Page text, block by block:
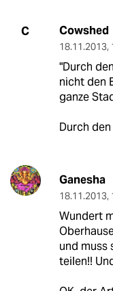
C Cowshed
18.11.2013,
"Durch
nicht den
ganze
Durch
Ganesha
18.11.2013,
Wundert
und muss
teilen!!